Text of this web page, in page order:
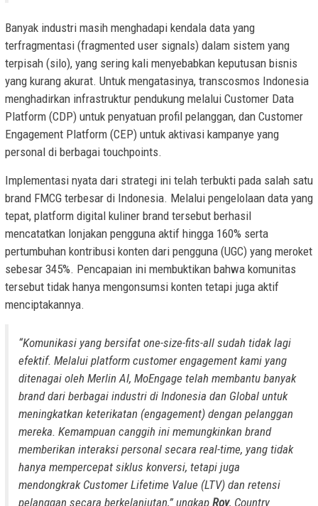
Banyak industri masih menghadapi kendala data yang
terfragmentasi (fragmented user signals) dalam sistem yang
terpisah (silo), yang sering kali menyebabkan keputusan bisnis
yang kurang akurat. Untuk mengatasinya, transcosmos Indonesia
menghadirkan infrastruktur pendukung melalui Customer Data
Platform (CDP) untuk penyatuan profil pelanggan, dan Customer
Engagement Platform (CEP) untuk aktivasi kampanye yang
personal di berbagai touchpoints.
Implementasi nyata dari strategi ini telah terbukti pada salah satu
brand FMCG terbesar di Indonesia. Melalui pengelolaan data yang
tepat, platform digital kuliner brand tersebut berhasil
mencatatkan lonjakan pengguna aktif hingga 160% serta
pertumbuhan kontribusi konten dari pengguna (UGC) yang meroket
sebesar 345%. Pencapaian ini membuktikan bahwa komunitas
tersebut tidak hanya mengonsumsi konten tetapi juga aktif
menciptakannya.
“Komunikasi yang bersifat one-size-fits-all sudah tidak lagi
efektif. Melalui platform customer engagement kami yang
ditenagai oleh Merlin AI, MoEngage telah membantu banyak
brand dari berbagai industri di Indonesia dan Global untuk
meningkatkan keterikatan (engagement) dengan pelanggan
mereka. Kemampuan canggih ini memungkinkan brand
memberikan interaksi personal secara real-time, yang tidak
hanya mempercepat siklus konversi, tetapi juga
mendongkrak Customer Lifetime Value (LTV) dan retensi
pelanggan secara berkelanjutan,” ungkap Roy, Country